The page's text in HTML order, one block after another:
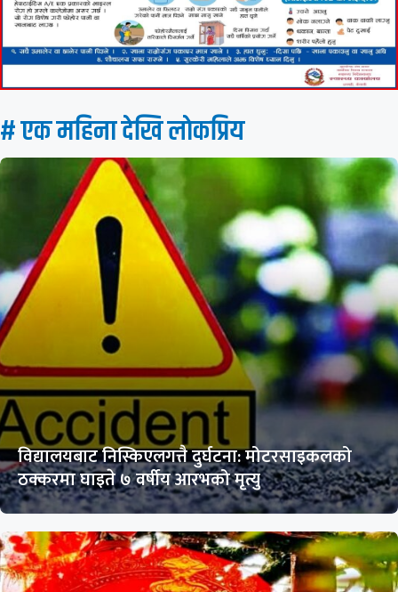
# एक महिना देखि लाेकप्रिय
विद्यालयबाट निस्किएलगत्तै दुर्घटना: मोटरसाइकलको
ठक्करमा घाइते ७ वर्षीय आरभको मृत्यु